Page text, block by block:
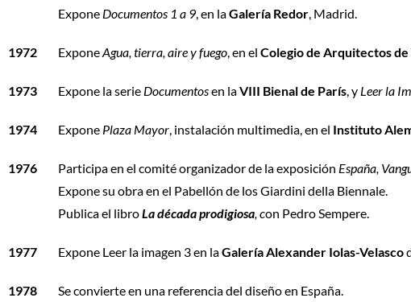
1972
1973
1974
1976
1977
1978
Expone Documentos 1 a 9, en laGalería Redor, Madrid.
ExponeAgua, tierra, aire y fuego, en el Colegio de Arquitectos de
Expone la serie Documentosen laVIII Bienal de París, y Leer la
Expone Plaza Mayor, instalación multimedia, en el Instituto
Participa en el comité organizador de la exposición España,
Expone su obra en el Pabellón de los Giardini della Biennale.
Publica el libroLa década prodigiosa, con Pedro Sempere.
Expone Leer la imagen 3 en laGalería Alexander Iolas-Velasco
Se convierte en una referencia del diseño en España.